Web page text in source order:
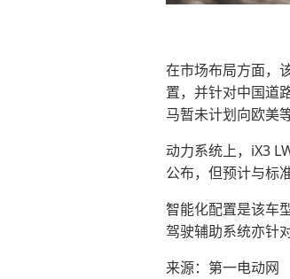
在市场布局方面，
置，并针对中国道
马暂未计划向欧美
动力系统上，iX3
公布，但预计与标
智能化配置是该车
驾驶辅助系统亦针
来源：第一电动网